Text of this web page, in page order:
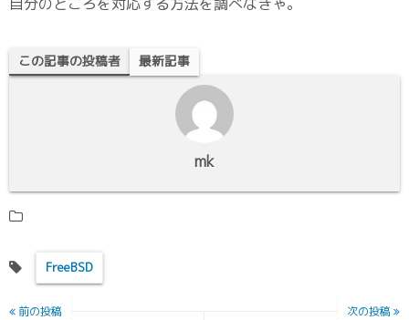
この記事の投稿者 最新記事
mk
FreeBSD
前の投稿 次の投稿